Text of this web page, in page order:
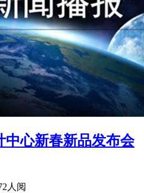
中心新春新品发布会
人阅